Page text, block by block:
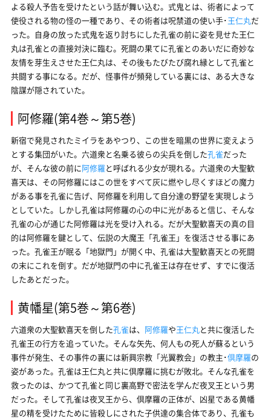
よる殺人予告を受けたという話が舞い込む。式鬼とは、術者によって
使役される物の怪の一種であり、その術者は呪禁道の使い手･王仁丸だ
った。自身の放った式鬼を返り討ちにした孔雀の前に姿を見せた王仁
丸は孔雀との直接対決に臨む。死闘の果てに孔雀とのあいだに奇妙な
友情を芽生えさせた王仁丸は、その後もたびたび腐れ縁として孔雀と
共闘する事になる。だが、怪事件が頻発している裏には、ある大きな
陰謀が隠されていた。
阿修羅(第4巻～第5巻)
新宿で発見されたミイラをあやつり、この世を暗黒の世界に変えよう
とする集団がいた。六道衆と名乗る彼らの尖兵を倒した孔雀だった
が、そんな彼の前に阿修羅と呼ばれる少女が現れる。六道衆の大聖歓
喜天は、その阿修羅にはこの世をすべて灰に燃やし尽くすほどの魔力
がある事を孔雀に告げ、阿修羅を利用して自分達の野望を実現しよう
としていた。しかし孔雀は阿修羅の心の中に光があると信じ、そんな
孔雀の心が通じた阿修羅は光を受け入れる。だが大聖歓喜天の真の目
的は阿修羅を鍵として、伝説の大魔王「孔雀王」を復活させる事にあ
った。孔雀王が眠る「地獄門」が開く中、孔雀は大聖歓喜天との死闘
の末にこれを倒す。だが地獄門の中に孔雀王は存在せず、すでに復活
したあとだった。
黄幡星(第5巻～第6巻)
六道衆の大聖歓喜天を倒した孔雀は、 阿修羅や王仁丸と共に復活した
孔雀王の行方を追っていた。そんな矢先、何人もの死人が蘇るという
事件が発生、その事件の裏には新興宗教「光翼教会」の教主･倶摩羅の
姿があった。孔雀は王仁丸と共に倶摩羅に挑むが敗北。そんな孔雀を
救ったのは、かつて孔雀と同じ裏高野で密法を学んだ夜叉王という男
だった。そして孔雀は夜叉王から、倶摩羅の正体が、凶星である黄幡
星の精を受けたために皆殺しにされた子供達の集合体であり、孔雀も